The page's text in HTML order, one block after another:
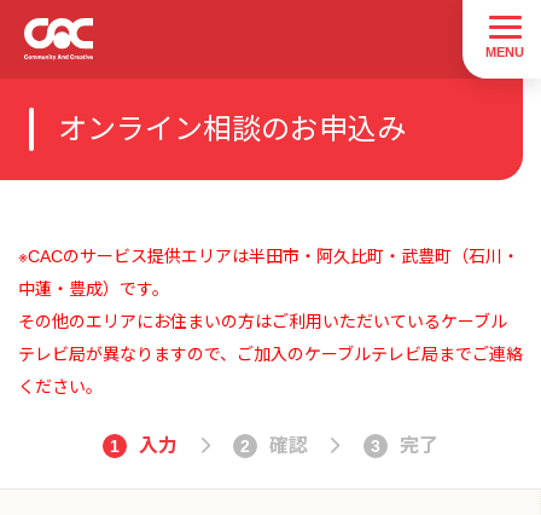
オンライン相談のお申込み
※CACのサービス提供エリアは半田市・阿久比町・武豊町（石川・
中蓮・豊成）です。
その他のエリアにお住まいの方はご利用いただいているケーブル
テレビ局が異なりますので、ご加入のケーブルテレビ局までご連絡
ください。
1 入力 2 確認 3 完了